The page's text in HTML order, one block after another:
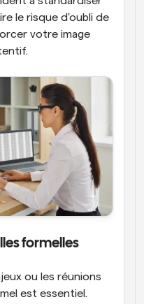
le risque d'oubli de
votre image
formelles
ou les réunions
est essentiel.